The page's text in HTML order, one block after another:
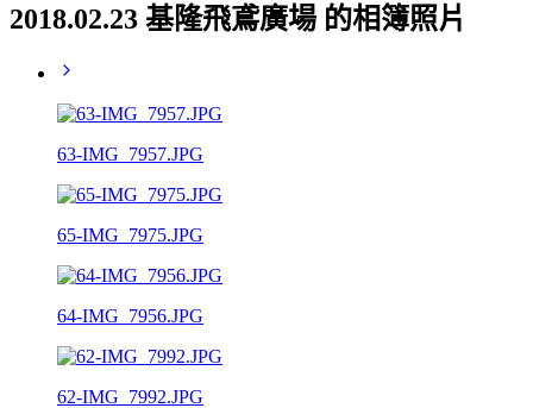
2018.02.23 基隆飛鳶廣場 的相簿照片
63-IMG_7957.JPG
65-IMG_7975.JPG
64-IMG_7956.JPG
62-IMG_7992.JPG